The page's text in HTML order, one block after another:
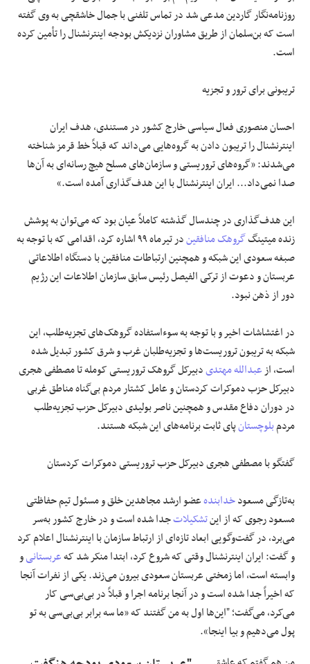
روزنامه‌نگار گاردین مدعی شد در تماس تلفنی با جمال خاشقچی به وی گفته
است که بن‌سلمان از طریق مشاوران نزدیکش بودجه اینترنشنال را تأمین کرده
است.
تریبونی برای ترور و تجزیه
احسان منصوری فعال سیاسی خارج کشور در مستندی، هدف ایران
اینترنشنال را تریبون دادن به گروه‌هایی می‌داند که قبلاً خط قرمز شناخته
می‌شدند: «گروه‌های تروریستی و سازمان‌های مسلح هیچ رسانه‌ای به آن‌ها
صدا نمی‌داد... ایران اینترنشنال با این هدف‌گذاری آمده است.»
این هدف‌گذاری در چندسال گذشته کاملاً عیان بود که می‌توان به پوشش
زنده میتینگگروهک منافقین
در تیرماه ۹۹ اشاره کرد، اقدامی که با توجه به
صبغه سعودی این شبکه و همچنین ارتباطات منافقین با دستگاه اطلاعاتی
عربستان و دعوت از ترکی الفیصل رئیس سابق سازمان اطلاعات این رژیم
دور از ذهن نبود.
در اغتشاشات اخیر و با توجه به سوءاستفاده گروهک‌های تجزیه‌طلب، این
شبکه به تریبون تروریست‌ها و تجزیه‌طلبان غرب و شرق کشور تبدیل شده
است، ازعبدالله مهتدیدبیرکل گروهک تروریستی کومله تا مصطفی هجری
دبیرکل حزب دموکرات کردستان و عامل کشتار مردم بی‌گناه مناطق غربی
در دوران دفاع مقدس و همچنین ناصر بولیدی دبیرکل حزب تجزیه‌طلب
مردمبلوچستانپای ثابت برنامه‌های این شبکه هستند.
گفتگو با مصطفی هجری دبیرکل حزب تروریستی دموکرات کردستان
به‌تازگی مسعودخدابندهعضو ارشد مجاهدین خلق و مسئول تیم حفاظتی
مسعود رجوی که از اینتشکیلاتجدا شده است و در خارج کشور به‌سر
می‌برد، در گفت‌وگویی ابعاد تازه‌ای از ارتباط سازمان با اینترنشنال اعلام کرد
و گفت: ایران اینترنشنال وقتی که شروع کرد، ابتدا منکر شد کهعربستانیو
وابسته است، اما زمختی عربستان سعودی بیرون می‌زند. یکی از نفرات آنجا
که اخیراً جدا شده است و در آنجا برنامه اجرا و قبلاً در بی‌بی‌سی کار
می‌کرد، می‌گفت؛ "این‌ها اول به من گفتند که «ما سه برابر بی‌بی‌سی به تو
پول می‌دهیم و بیا اینجا».